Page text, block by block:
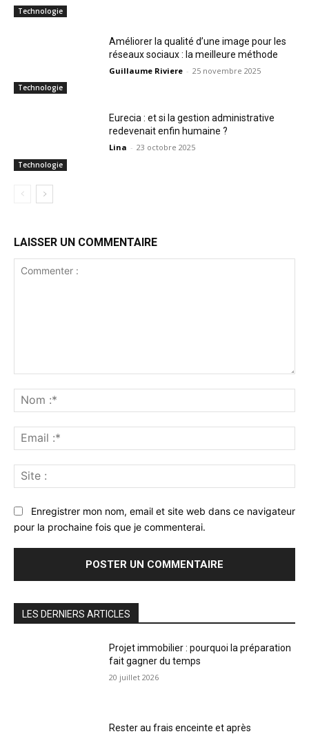
Technologie
Technologie
Améliorer la qualité d’une image pour les
réseaux sociaux : la meilleure méthode
Guillaume Riviere - 25 novembre 2025
Technologie
Eurecia : et si la gestion administrative
redevenait enfin humaine ?
Lina - 23 octobre 2025
LAISSER UN COMMENTAIRE
:*
:*
:
Enregistrer mon nom, email et site web dans ce navigateur
pour la prochaine fois que je commenterai.
LES DERNIERS ARTICLES
Projet immobilier : pourquoi la préparation
fait gagner du temps
20 juillet 2026
Rester au frais enceinte et après